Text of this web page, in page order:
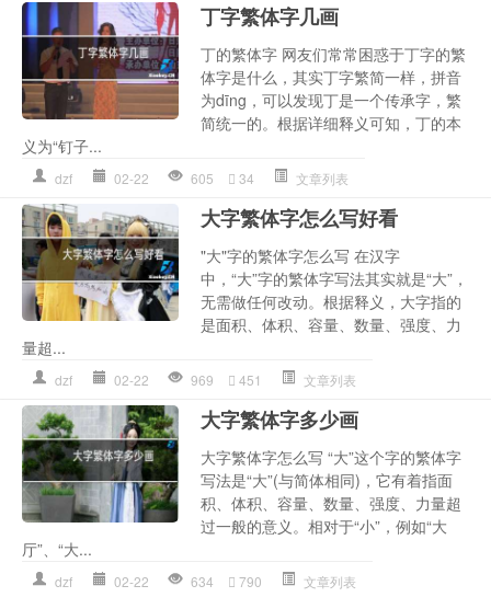
丁字繁体字几画
丁的繁体字 网友们常常困惑于丁字的繁
体字是什么，其实丁字繁简一样，拼音
为dīng，可以发现丁是一个传承字，繁
简统一的。根据详细释义可知，丁的本
义为“钉子...
dzf 02-22 605 34 文章列表
大字繁体字怎么写好看
"大"字的繁体字怎么写 在汉字
中，“大”字的繁体字写法其实就是“大”，
无需做任何改动。根据释义，大字指的
是面积、体积、容量、数量、强度、力
量超...
dzf 02-22 969 451 文章列表
大字繁体字多少画
大字繁体字怎么写 “大”这个字的繁体字
写法是“大”(与简体相同)，它有着指面
积、体积、容量、数量、强度、力量超
过一般的意义。相对于“小”，例如“大
厅”、“大...
dzf 02-22 634 790 文章列表